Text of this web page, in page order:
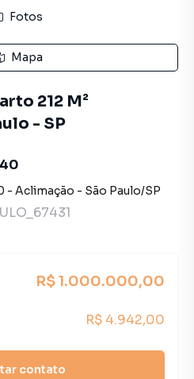
Fotos
Mapa
212 M²
- SP
- Aclimação - São Paulo/SP
R$ 1.000.000,00
R$ 4.942,00
contato